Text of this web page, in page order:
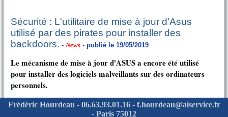
Sécurité : L'utilitaire de mise à jour d'Asus
utilisé par des pirates pour installer des
backdoors. - News - publié le 19/05/2019
Le mécanisme de mise à jour d'ASUS a encore été utilisé
pour installer des logiciels malveillants sur des ordinateurs
personnels.
Frédéric Hourdeau - 06.63.93.01.16 - f.hourdeau@aiservice.fr
- Paris 75012